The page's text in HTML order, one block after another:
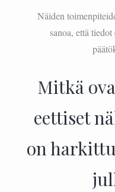
Näiden
sanoa, että
Mitkä
eettiset
on